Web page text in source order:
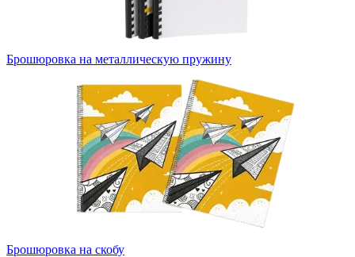
Брошюровка на металлическую пружину
Брошюровка на скобу